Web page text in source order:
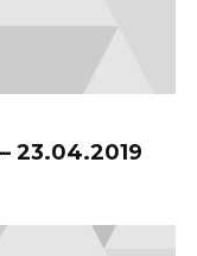
23.04.2019